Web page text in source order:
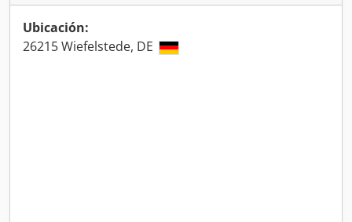
Ubicación:
26215 Wiefelstede, DE